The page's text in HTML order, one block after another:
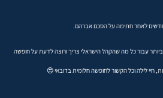
עבור כל מה שהקהל הישראלי צריך ורוצה לדעת על חופשה
חיי לילה וכל הקשור לחופשה חלומית בדובאי 😍